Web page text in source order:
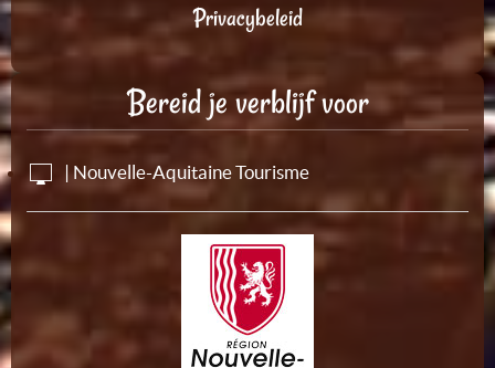
Privacybeleid
Bereid je verblijf voor
| Nouvelle-Aquitaine Tourisme